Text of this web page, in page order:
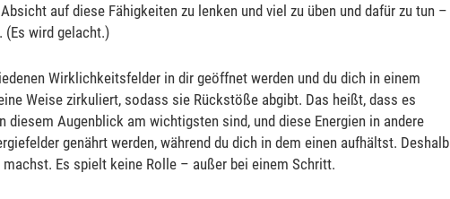
auf diese Fähigkeiten zu lenken und viel zu üben und dafür zu tun –
wird gelacht.)
Wirklichkeitsfelder in dir geöffnet werden und du dich in einem
Weise zirkuliert, sodass sie Rückstöße abgibt. Das heißt, dass es
Augenblick am wichtigsten sind, und diese Energien in andere
genährt werden, während du dich in dem einen aufhältst. Deshalb
Es spielt keine Rolle – außer bei einem Schritt.